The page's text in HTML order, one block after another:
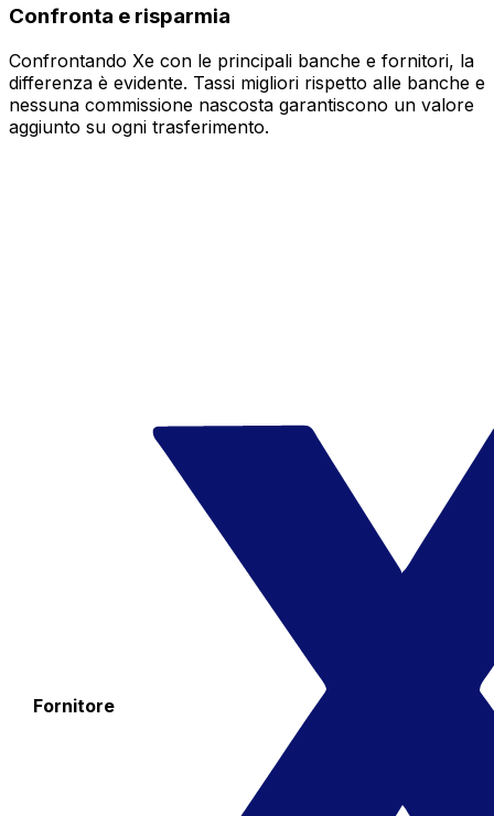
Confronta e risparmia
Confrontando Xe con le principali banche e fornitori, la
differenza è evidente. Tassi migliori rispetto alle banche e
nessuna commissione nascosta garantiscono un valore
aggiunto su ogni trasferimento.
Fornitore